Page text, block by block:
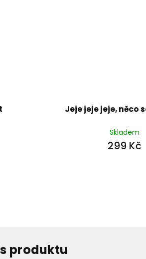
Jeje jeje jeje, něco
Skladem
299 Kč
produktu